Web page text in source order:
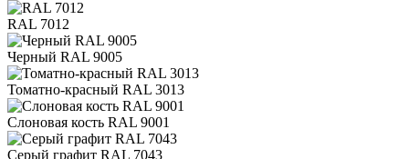
RAL 7012
Черный RAL 9005
Томатно-красный RAL 3013
Слоновая кость RAL 9001
Серый графит RAL 7043